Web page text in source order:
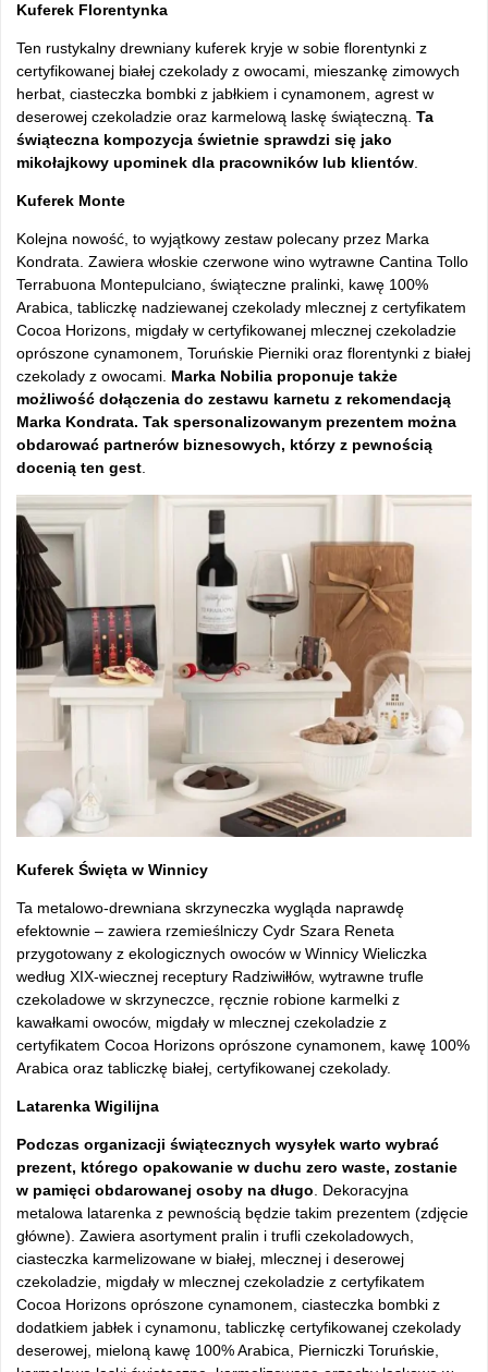
Kuferek Florentynka
Ten rustykalny drewniany kuferek kryje w sobie florentynki z
certyfikowanej białej czekolady z owocami, mieszankę zimowych
herbat, ciasteczka bombki z jabłkiem i cynamonem, agrest w
deserowej czekoladzie oraz karmelową laskę świąteczną. Ta
świąteczna kompozycja świetnie sprawdzi się jako
mikołajkowy upominek dla pracowników lub klientów
Kuferek Monte
Kolejna nowość, to wyjątkowy zestaw polecany przez Marka
Kondrata. Zawiera włoskie czerwone wino wytrawne Cantina Tollo
Terrabuona Montepulciano, świąteczne pralinki, kawę 100%
Arabica, tabliczkę nadziewanej czekolady mlecznej z certyfikatem
Cocoa Horizons, migdały w certyfikowanej mlecznej czekoladzie
oprószone cynamonem, Toruńskie Pierniki oraz florentynki z białej
czekolady z owocami. Marka Nobilia proponuje także
możliwość dołączenia do zestawu karnetu z rekomendacją
Marka Kondrata. Tak spersonalizowanym prezentem można
obdarować partnerów biznesowych, którzy z pewnością
docenią ten gest
Kuferek Święta w Winnicy
Ta metalowo-drewniana skrzyneczka wygląda naprawdę
efektownie – zawiera rzemieślniczy Cydr Szara Reneta
przygotowany z ekologicznych owoców w Winnicy Wieliczka
według XIX-wiecznej receptury Radziwiłłów, wytrawne trufle
czekoladowe w skrzyneczce, ręcznie robione karmelki z
kawałkami owoców, migdały w mlecznej czekoladzie z
certyfikatem Cocoa Horizons oprószone cynamonem, kawę 100%
Arabica oraz tabliczkę białej, certyfikowanej czekolady.
Latarenka Wigilijna
Podczas organizacji świątecznych wysyłek warto wybrać
prezent, którego opakowanie w duchu zero waste, zostanie
w pamięci obdarowanej osoby na długo . Dekoracyjna
metalowa latarenka z pewnością będzie takim prezentem (zdjęcie
główne). Zawiera asortyment pralin i trufli czekoladowych,
ciasteczka karmelizowane w białej, mlecznej i deserowej
czekoladzie, migdały w mlecznej czekoladzie z certyfikatem
Cocoa Horizons oprószone cynamonem, ciasteczka bombki z
dodatkiem jabłek i cynamonu, tabliczkę certyfikowanej czekolady
deserowej, mieloną kawę 100% Arabica, Pierniczki Toruńskie,